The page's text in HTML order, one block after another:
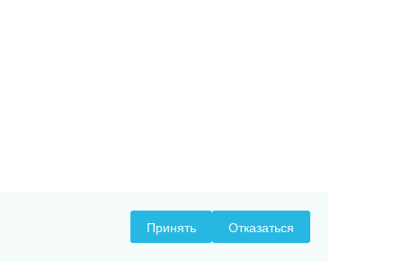
Принять Отказаться